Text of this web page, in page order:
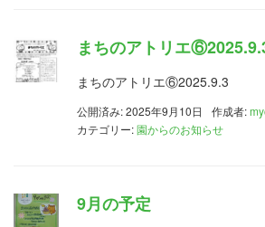
まちのアトリエ
まちのアトリエ⑥2025.9.3
公開済み: 2025年9月10日 作成者:
カテゴリー:園からのお知らせ
9月の予定